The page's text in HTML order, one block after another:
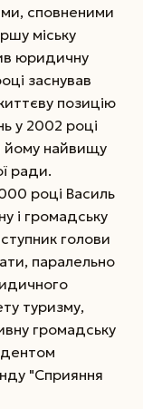
сповненими
міську
юридичну
заснував
позицію
у 2002 році
йому найвищу
ради.
році Василь
і громадську
голови
паралельно
туризму,
громадську
"Сприяння